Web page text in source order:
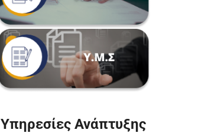
Υπηρεσίες Ανάπτυξης